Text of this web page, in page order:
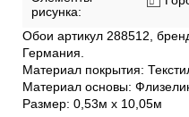
рисунка:
Обои артикул 288512,
Германия.
Материал покрытия:
Материал основы:
Размер: 0,53м x 10,05м